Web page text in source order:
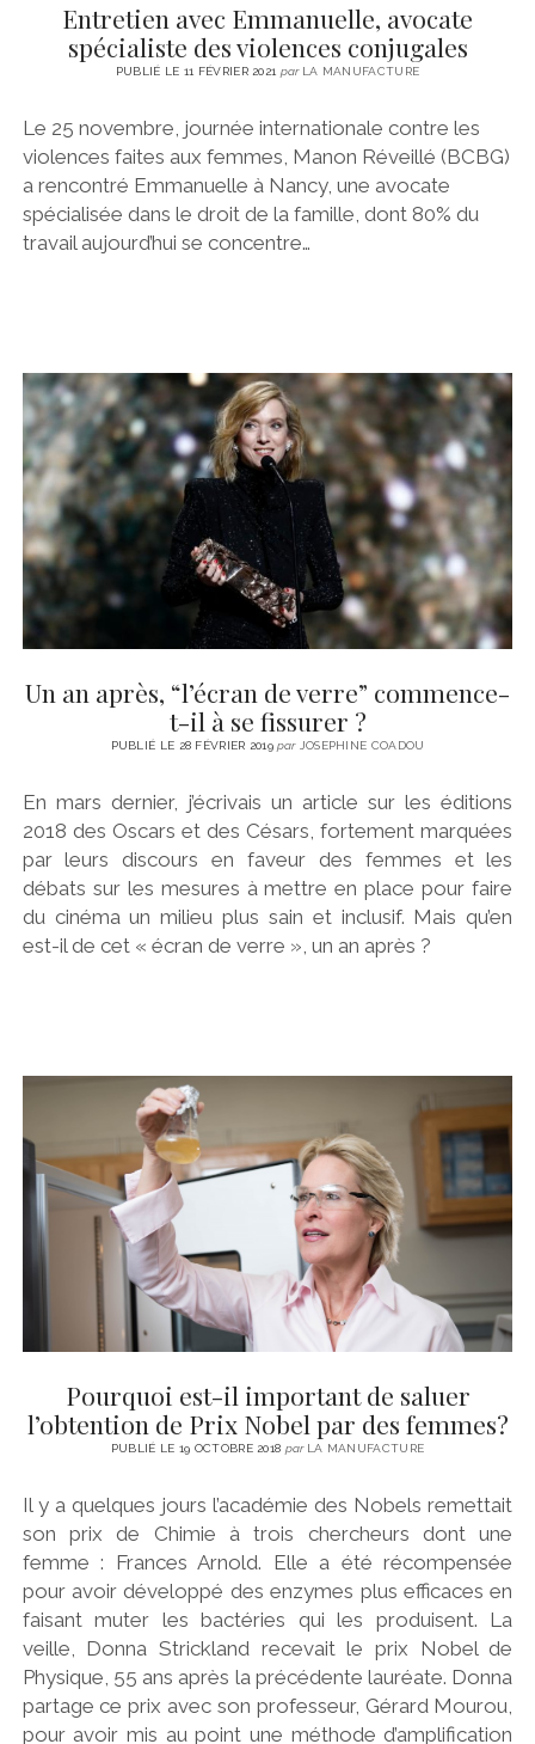
Entretien avec Emmanuelle, avocate
spécialiste des violences conjugales
PUBLIÉ LE 11 FÉVRIER 2021 parLA MANUFACTURE
Le 25 novembre, journée internationale contre les
violences faites aux femmes, Manon Réveillé (BCBG)
a rencontré Emmanuelle à Nancy, une avocate
spécialisée dans le droit de la famille, dont 80% du
travail aujourd’hui se concentre…
Un an après, “l’écran de verre” commence-
t-il à se fissurer ?
PUBLIÉ LE 28 FÉVRIER 2019parJOSEPHINE COADOU
En mars dernier, j’écrivais un article sur les éditions
2018 des Oscars et des Césars, fortement marquées
par leurs discours en faveur des femmes et les
débats sur les mesures à mettre en place pour faire
du cinéma un milieu plus sain et inclusif. Mais qu’en
est-il de cet « écran de verre », un an après ?
Pourquoi est-il important de saluer
l’obtention de Prix Nobel par des femmes?
PUBLIÉ LE 19 OCTOBRE 2018 parLA MANUFACTURE
Il y a quelques jours l’académie des Nobels remettait
son prix de Chimie à trois chercheurs dont une
femme : Frances Arnold. Elle a été récompensée
pour avoir développé des enzymes plus efficaces en
faisant muter les bactéries qui les produisent. La
veille, Donna Strickland recevait le prix Nobel de
Physique, 55 ans après la précédente lauréate. Donna
partage ce prix avec son professeur, Gérard Mourou,
pour avoir mis au point une méthode d’amplification